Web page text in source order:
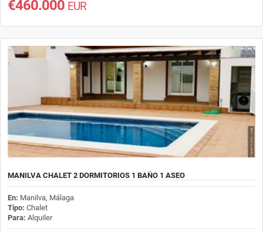
€460.000 EUR
MANILVA CHALET 2 DORMITORIOS 1 BAÑO 1 ASEO
En: Manilva, Málaga
Tipo: Chalet
Para: Alquiler